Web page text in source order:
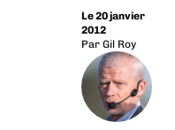
Le 20 janvier
2012
Par Gil Roy